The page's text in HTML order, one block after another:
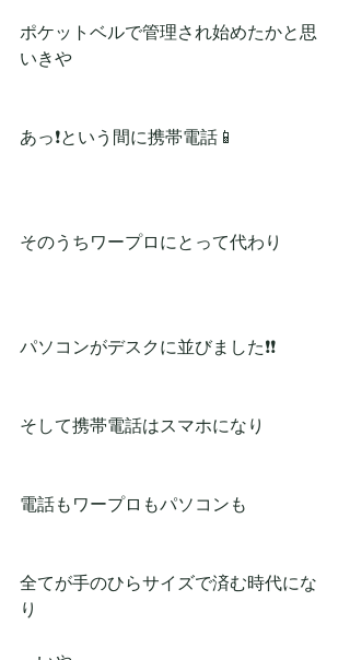
ポケットベルで管理され始めたかと思
いきや
あっ❗という間に携帯電話📱
そのうちワープロにとって代わり
パソコンがデスクに並びました❗❗
そして携帯電話はスマホになり
電話もワープロもパソコンも
全てが手のひらサイズで済む時代にな
り